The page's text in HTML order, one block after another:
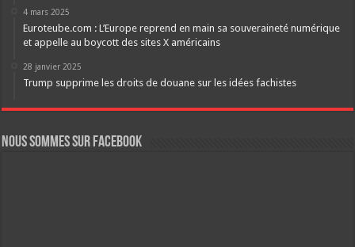
4 mars 2025
Euroteube.com : L’Europe reprend en main sa souveraineté numérique
et appelle au boycott des sites X américains
28 janvier 2025
Trump supprime les droits de douane sur les idées fachistes
Nous sommes sur FaceBook